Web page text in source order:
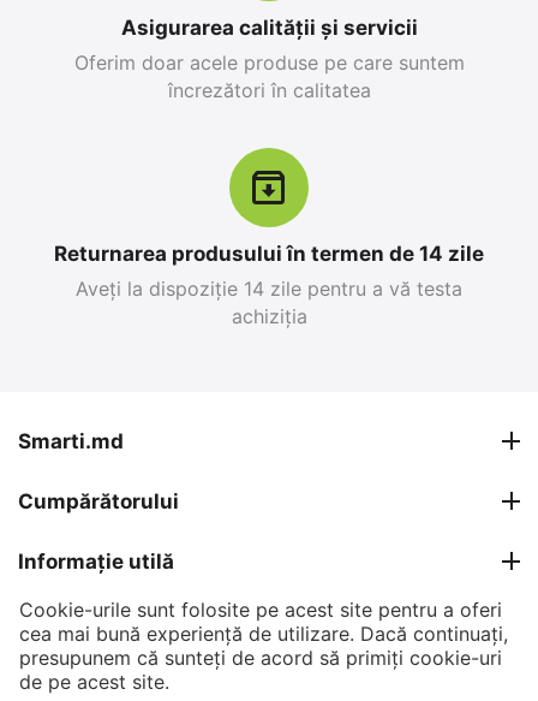
MDL
MDL -12% 28 299 MDL -10%
în stoc
26 999MDL
30 799 MDL -12%
Asigurarea calității și servicii
Oferim doar acele produse pe care suntem
încrezători în calitatea
Returnarea produsului în termen de 14 zile
Aveți la dispoziție 14 zile pentru a vă testa
achiziția
Smarti.md
Cumpărătorului
Informație utilă
Contul meu
Contacte
Cookie-urile sunt folosite pe acest site pentru a oferi
cea mai bună experiență de utilizare. Dacă continuați,
presupunem că sunteți de acord să primiți cookie-uri
de pe acest site.